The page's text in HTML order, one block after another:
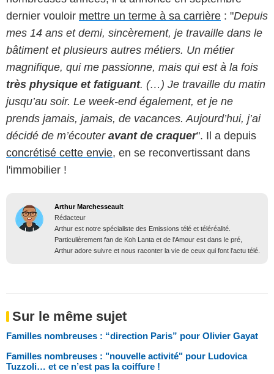
dernier vouloir mettre un terme à sa carrière : "Depuis
mes 14 ans et demi, sincèrement, je travaille dans le
bâtiment et plusieurs autres métiers. Un métier
magnifique, qui me passionne, mais qui est à la fois
très physique et fatiguant. (…) Je travaille du matin
jusqu’au soir. Le week-end également, et je ne
prends jamais, jamais, de vacances. Aujourd’hui, j’ai
décidé de m’écouter avant de craquer". Il a depuis
concrétisé cette envie, en se reconvertissant dans
l'immobilier !
Arthur Marchesseault
Rédacteur
Arthur est notre spécialiste des Emissions télé et téléréalité.
Particulièrement fan de Koh Lanta et de l'Amour est dans le pré,
Arthur adore suivre et nous raconter la vie de ceux qui font l'actu télé.
Sur le même sujet
Familles nombreuses : “direction Paris” pour Olivier Gayat
Familles nombreuses : "nouvelle activité" pour Ludovica
Tuzzoli… et ce n’est pas la coiffure !